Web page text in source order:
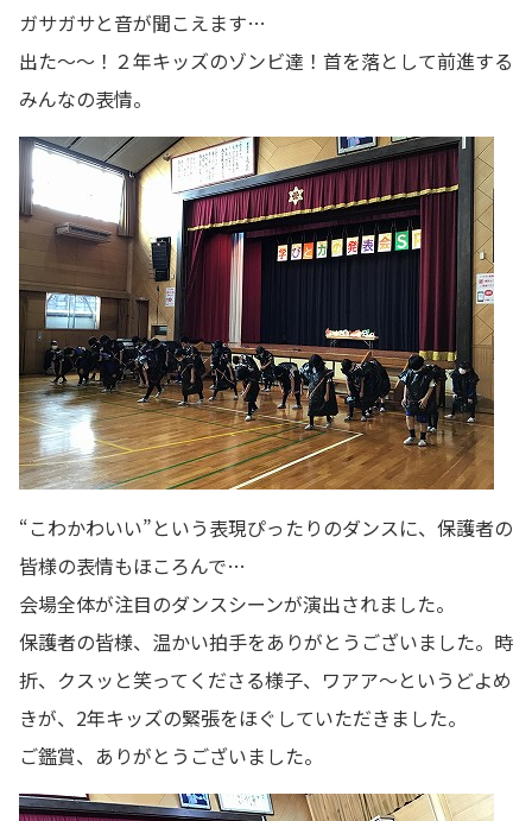
ガサガサと音が聞こえます…
出た～～！２年キッズのゾンビ達！首を落として前進する
みんなの表情。
“こわかわいい”という表現ぴったりのダンスに、保護者の
皆様の表情もほころんで…
会場全体が注目のダンスシーンが演出されました。
保護者の皆様、温かい拍手をありがとうございました。時
折、クスッと笑ってくださる様子、ワアア～というどよめ
きが、2年キッズの緊張をほぐしていただきました。
ご鑑賞、ありがとうございました。